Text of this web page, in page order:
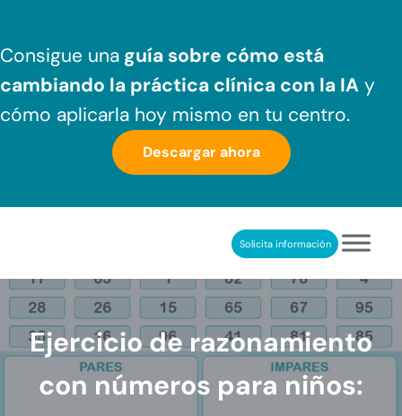
Consigue una guía sobre cómo está
cambiando la práctica clínica con la IA y
cómo aplicarla hoy mismo en tu centro.
Descargar ahora
REHABILITACIÓN COGNITIVA PROFESIONALSolicita información
Ejercicio de razonamiento
con números para niños: